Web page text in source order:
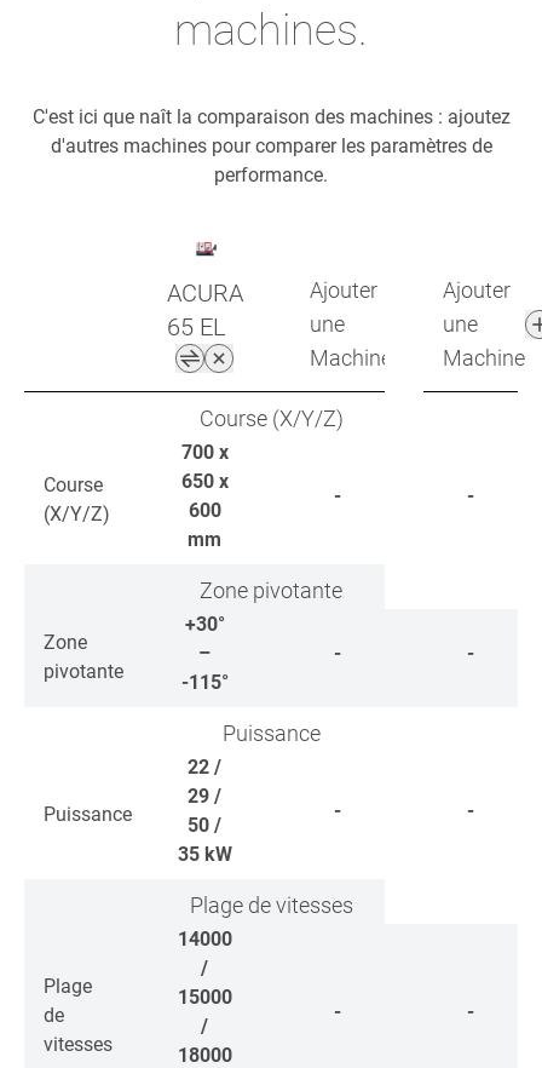
machines.
C'est ici que naît la comparaison des machines : ajoutez
d'autres machines pour comparer les paramètres de
performance.
ACURA
65 EL
Ajouter
une
Machine
Ajouter
une
Machine
Course (X/Y/Z)
Course
(X/Y/Z)
700 x
650 x
600
mm
- -
Zone pivotante
Zone
pivotante
+30°
–
-115°
- -
Puissance
Puissance
22 /
29 /
50 /
35 kW
- -
Plage de vitesses
Plage
de
vitesses
14000
/
15000
/
18000
- -